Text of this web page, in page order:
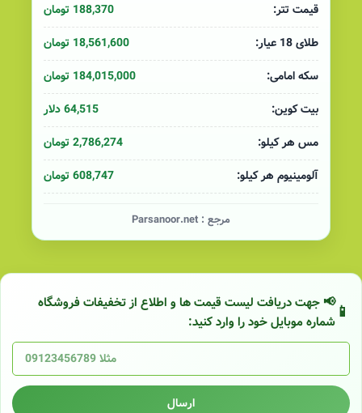
قیمت تتر:
188,370 تومان
طلای 18 عیار:
18,561,600 تومان
سکه امامی:
184,015,000 تومان
بیت کوین:
64,515 دلار
مس هر کیلو:
2,786,274 تومان
آلومینیوم هر کیلو:
608,747 تومان
مرجع : Parsanoor.net
📢 جهت دریافت لیست قیمت ها و اطلاع از تخفیفات فروشگاه
شماره موبایل خود را وارد کنید:
ارسال